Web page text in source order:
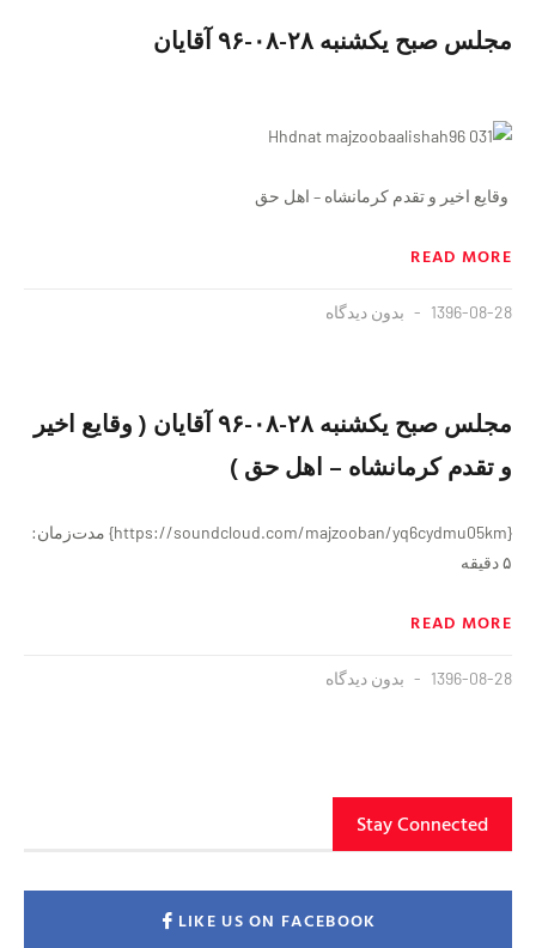
مجلس صبح یکشنبه ۲۸-۰۸-۹۶ آقایان
وقایع اخیر و تقدم کرمانشاه – اهل حق
READ MORE
1396-08-28 بدون دیدگاه
مجلس صبح یکشنبه ۲۸-۰۸-۹۶ آقایان ( وقایع اخیر
و تقدم کرمانشاه – اهل حق )
{https://soundcloud.com/majzooban/yq6cydmu05km} مدت‌زمان:
۵ دقيقه
READ MORE
1396-08-28 بدون دیدگاه
Stay Connected
LIKE US ON FACEBOOK